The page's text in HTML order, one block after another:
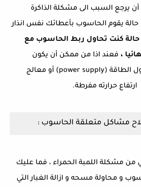
يرجع السبب الى مشكلة الذاكرة
حالة يقوم الحاسوب بأعطائك نفس انذار
حالة كنت تحاول ربط الحاسوب مع
، فعند اذا من ممكن أن يكون
مشكل متعلق بالمحول الطاقة (power supply) أو معالج
حرارته مفرطة.
من مشكلة اللمبة الحمراء ، فما عليك
و محاولة مسحه و ازالة الغبار التي